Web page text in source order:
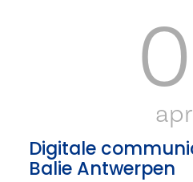
Digitale
Balie Antwerpen